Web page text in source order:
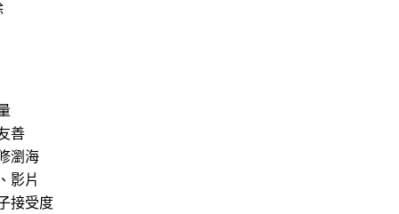
善
瀏海
影片
接受度